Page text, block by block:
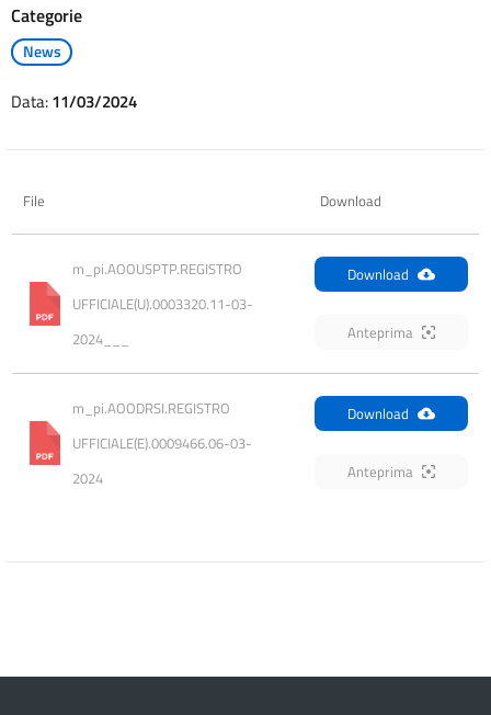
Categorie
News
Data:11/03/2024
File Download
m_pi.AOOUSPTP.REGISTRO
UFFICIALE(U).0003320.11-03-
2024___
Download
Anteprima
m_pi.AOODRSI.REGISTRO
UFFICIALE(E).0009466.06-03-
2024
Download
Anteprima